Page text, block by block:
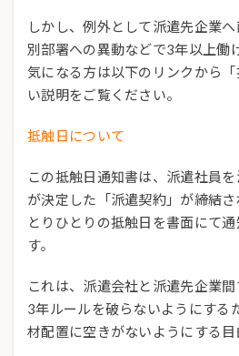
しかし、例外として派遣先企業
別部署への異動などで3年以上働
気になる方は以下のリンクから
い説明をご覧ください。
抵触日について
この抵触日通知書は、派遣社員
が決定した「派遣契約」が締結
とりひとりの抵触日を書面にて
す。
これは、派遣会社と派遣先企業
3年ルールを破らないようにする
材配置に空きがないようにする目